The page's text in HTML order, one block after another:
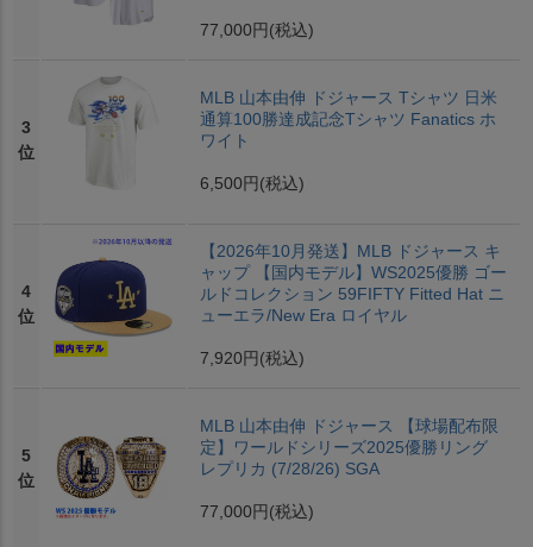
77,000円 (税込)
3
位
MLB 山本由伸 ドジャース Tシャツ 日米
通算100勝達成記念Tシャツ Fanatics ホ
ワイト
6,500円 (税込)
4
位
【2026年10月発送】MLB ドジャース キ
ャップ 【国内モデル】WS2025優勝 ゴー
ルドコレクション 59FIFTY Fitted Hat ニ
ューエラ/New Era ロイヤル
7,920円 (税込)
5
位
MLB 山本由伸 ドジャース 【球場配布限
定】ワールドシリーズ2025優勝リング
レプリカ (7/28/26) SGA
77,000円 (税込)